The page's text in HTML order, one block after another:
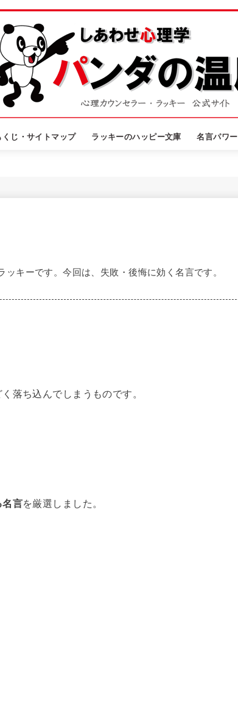
くじ・サイトマップ ラッキーのハッピー文庫 名言パワー
キーです。今回は、失敗・後悔に効く名言です。
落ち込んでしまうものです。
名言を厳選しました。